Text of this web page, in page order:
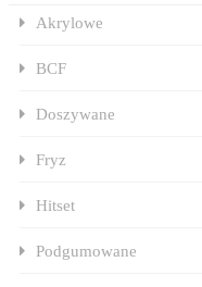
Akrylowe
BCF
Doszywane
Fryz
Hitset
Podgumowane